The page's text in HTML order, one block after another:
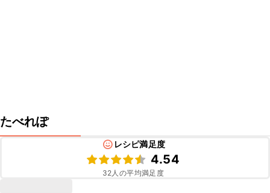
たべれぽ
レシピ満足度
4.54
32人の平均満足度